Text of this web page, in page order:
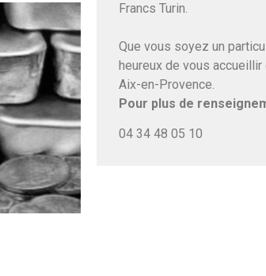
Francs Turin.
Que vous soyez un
heureux de vous
Aix-en-Provence.
Pour plus de
04 34 48 05 10